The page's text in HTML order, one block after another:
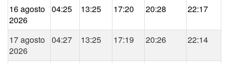
16 agosto
2026
04:25 13:25 17:20 20:28 22:17
17 agosto
2026
04:27 13:25 17:19 20:26 22:14